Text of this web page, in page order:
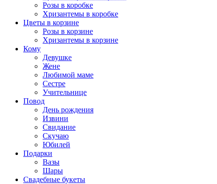
Розы в коробке
Хризантемы в коробке
Цветы в корзине
Розы в корзине
Хризантемы в корзине
Кому
Девушке
Жене
Любимой маме
Сестре
Учительнице
Повод
День рождения
Извини
Свидание
Скучаю
Юбилей
Подарки
Вазы
Шары
Свадебные букеты